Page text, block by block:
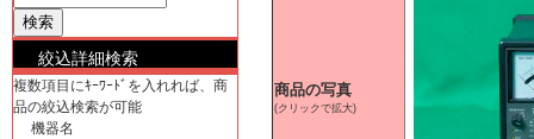
絞込詳細検索
複数項目にｷｰﾜｰﾄﾞを入れれば、商
品の絞込検索が可能
機器名
商品の写真
(クリックで拡大)